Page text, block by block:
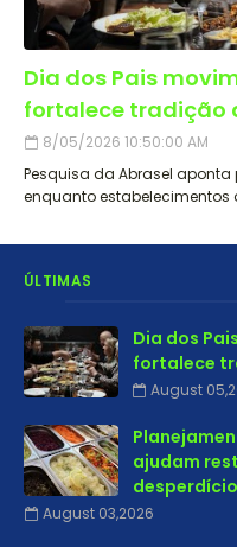
Dia dos Pais
fortalece tradição
8/05/2026 10:50:00 AM
Pesquisa da Abrasel
enquanto estabelecimentos
ÚLTIMAS
Dia dos
fortalece
August
ajudam
August 03,2026